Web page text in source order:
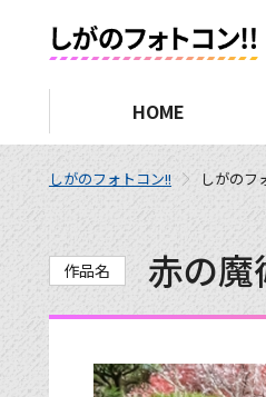
HOME
しがのフォトコン!! しがのフ
作品名 赤の魔